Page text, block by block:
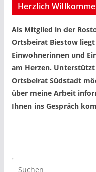
Herzlich
Als Mitglied in der
Ortsbeirat Biestow
Einwohnerinnen und
am Herzen.
Ortsbeirat Südstadt
über meine Arbeit
Ihnen ins Gespräch